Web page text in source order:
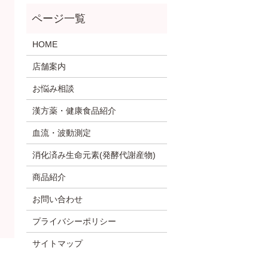
HOME
店舗案内
お悩み相談
漢方薬・健康食品紹介
血流・波動測定
消化済み生命元素(発酵代謝産物)
商品紹介
お問い合わせ
プライバシーポリシー
サイトマップ